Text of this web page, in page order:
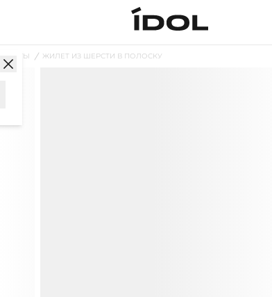
ЖИЛЕТЫ ЖИЛЕТ ИЗ ШЕРСТИ В ПОЛОСКУ